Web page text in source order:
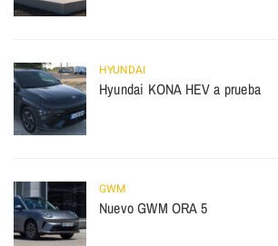
HYUNDAI
Hyundai KONA HEV a prueba
GWM
Nuevo GWM ORA 5